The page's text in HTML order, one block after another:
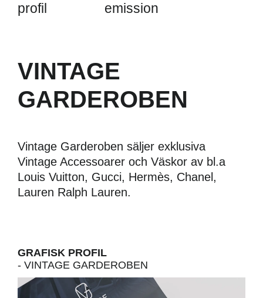
profil
emission
VINTAGE
GARDEROBEN
Vintage Garderoben säljer exklusiva
Vintage Accessoarer och Väskor av bl.a
Louis Vuitton, Gucci, Hermès, Chanel,
Lauren Ralph Lauren.
GRAFISK PROFIL
- VINTAGE GARDEROBEN
välja bort.
De behövs
för att
hemsidan